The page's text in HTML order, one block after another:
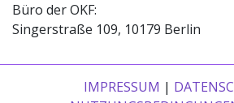
Büro der OKF:
Singerstraße 109, 10179 Berlin
IMPRESSUM |